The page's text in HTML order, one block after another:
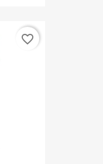
favorite_border